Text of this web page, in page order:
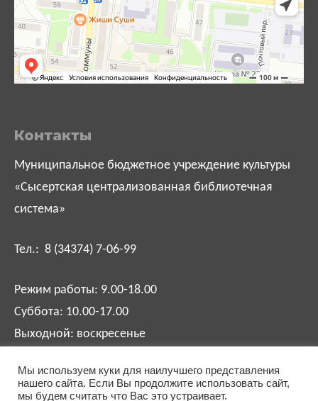
Контакты
Муниципальное бюджетное учреждение культуры
«Сысертская централизованная библиотечная
система»
Тел.: 8 (34374) 7-06-99
Режим работы: 9.00-18.00
Суббота: 10.00-17.00
Выходной: воскресенье
biblsysert@mail.ru
Мы используем куки для наилучшего представления
нашего сайта. Если Вы продолжите использовать сайт,
мы будем считать что Вас это устраивает.